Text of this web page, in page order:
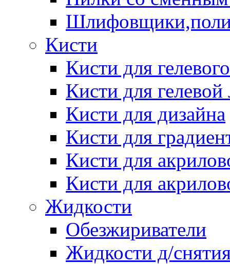
Кисти
Кисти для
Кисти для гелевой
Кисти для дизайна
Кисти для
Кисти для
Кисти для
Жидкости
Обезжириватели
Жидкости д/